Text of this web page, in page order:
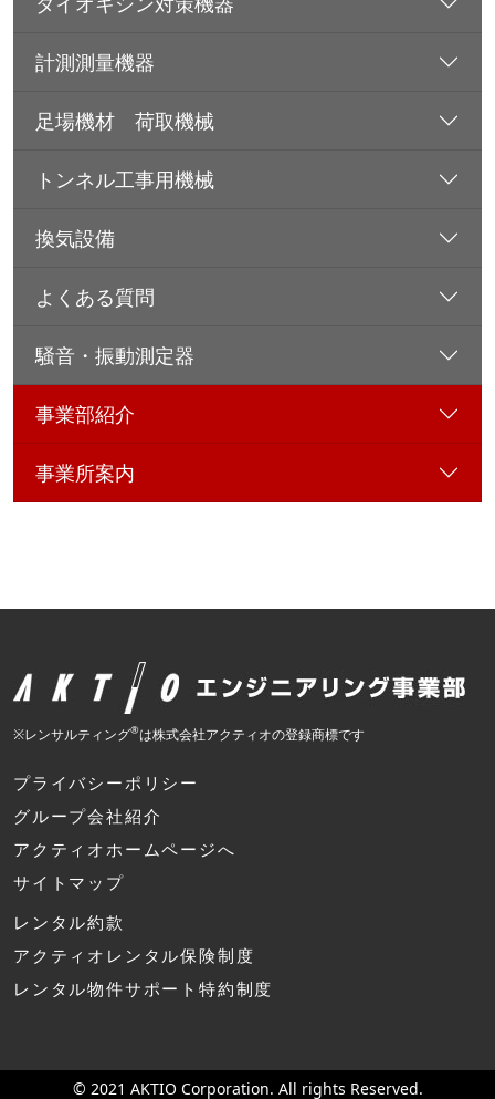
計測測量機器
足場機材 荷取機械
トンネル工事用機械
換気設備
よくある質問
騒音・振動測定器
事業部紹介
事業所案内
※レンサルティング®は株式会社アクティオの登録商標です
プライバシーポリシー
グループ会社紹介
アクティオホームページへ
サイトマップ
レンタル約款
アクティオレンタル保険制度
レンタル物件サポート特約制度
© 2021 AKTIO Corporation. All rights Reserved.